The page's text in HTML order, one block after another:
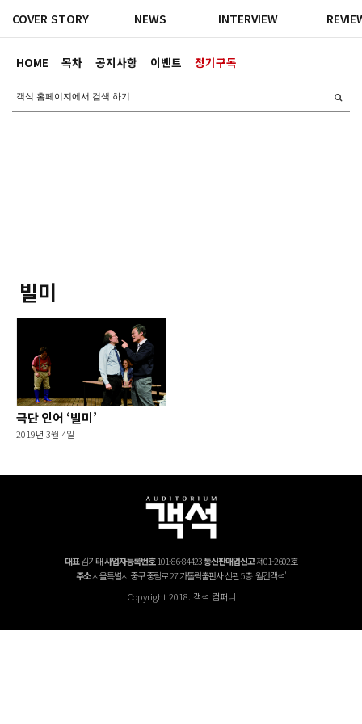
HOME 목차 공지사항 이벤트 정기구독
COVER STORY NEWS INTERVIEW
빌미
극단 인어 ‘빌미’
2019년 3월 4일
대표김기태사업자등록번호101-86-84423통신판매업신고제01-2602호
주소서울특별시 중구 중림로 27 가톨릭출판사 신관 5층 '월간객석'
Copyright 2018. 객석 컴퍼니